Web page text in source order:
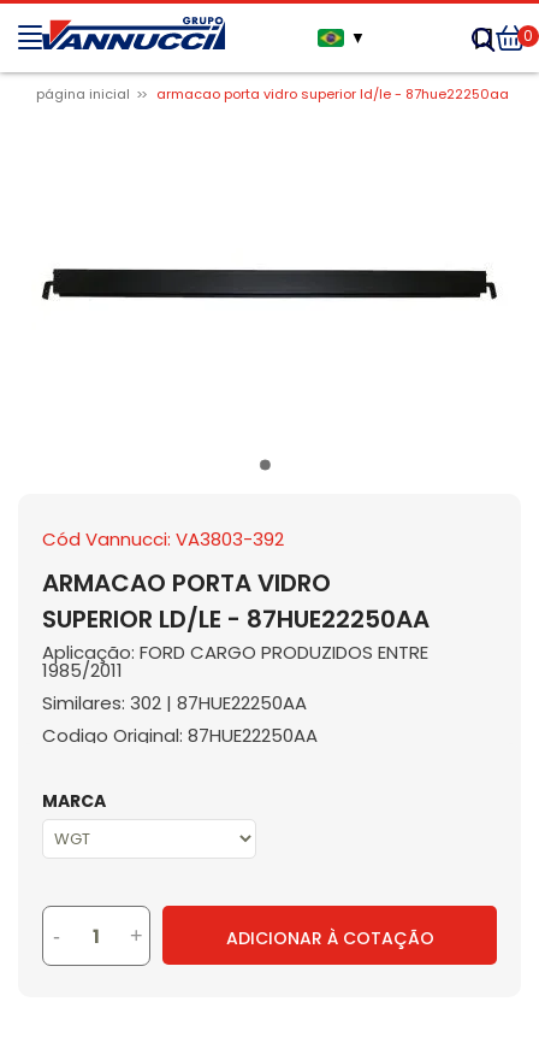
▼ 0
página inicial armacao porta vidro superior ld/le - 87hue22250aa
Cód Vannucci: VA3803-392
ARMACAO PORTA VIDRO
SUPERIOR LD/LE - 87HUE22250AA
Aplicação: FORD CARGO PRODUZIDOS ENTRE
1985/2011
Similares: 302 | 87HUE22250AA
Codigo Original: 87HUE22250AA
MARCA
- + ADICIONAR À COTAÇÃO